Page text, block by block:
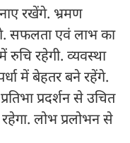
रखेंगे. भ्रमण
सफलता एवं लाभ का
रुचि रहेगी. व्यवस्था
में बेहतर बने रहेंगे.
प्रदर्शन से उचित
लोभ प्रलोभन से